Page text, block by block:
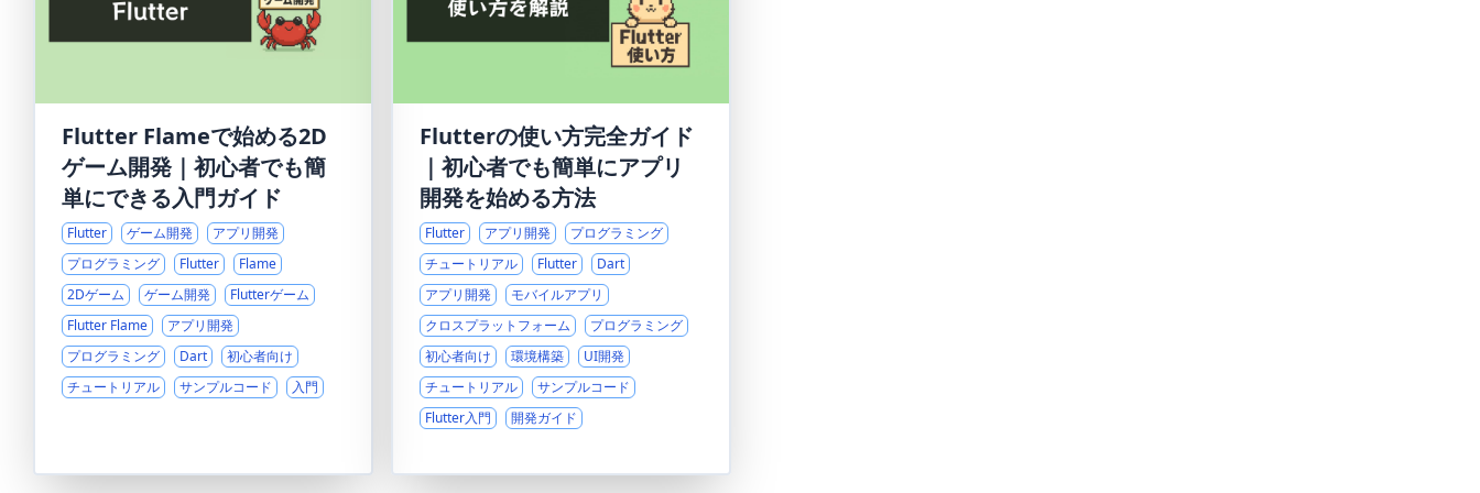
Flutter Flameで始める2D
ゲーム開発｜初心者でも簡
単にできる入門ガイド
Flutter ゲーム開発
アプリ開発
プログラミング
Flutter
Flame
2Dゲーム
ゲーム開発
Flutterゲーム
Flutter Flame
アプリ開発
プログラミング
Dart
初心者向け
チュートリアル
サンプルコード 入門
Flutterの使い方完全ガイド
｜初心者でも簡単にアプリ
開発を始める方法
Flutter アプリ開発
プログラミング
チュートリアル
Flutter
Dart
アプリ開発
モバイルアプリ
クロスプラットフォーム
プログラミング
初心者向け
環境構築
UI開発
チュートリアル
サンプルコード
Flutter入門
開発ガイド